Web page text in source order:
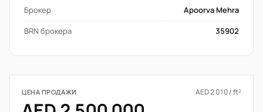
Брокер
Apoorva Mehra
BRN брокера
35902
ЦЕНА ПРОДАЖИ AED 2 010 / ft²